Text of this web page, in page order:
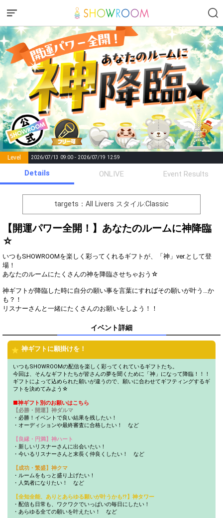
Level 2026/07/13 09:00 - 2026/07/19 12:59
Points List of Goal
number of
positions
Rema
0 Event Begins!
イベントに対する意気込みを
一言！
4 1000
このイベントでの目標を語ろ
5 2000
自分のルームお決まりの挨拶
でリスナーさんと盛り上がろ
う！
自分が目指したい目標順位
7 5000
今後の配信スケジュールにつ
8 8000
を1つ発表しよう！
9 10000
スペシャルギフトのお礼コー
ルを見直してみよう！
10 15000
ビギナーバッジがついている
リスナーさんに、質問してみ
よう！
11 22000
初見バッジがついているリス
よう！
12 30000
このイベントで一番欲しいプ
う！
13 50000
5万pt達成！[Green1〜3]
[Blue1〜3]ブロックランキン
グ1位特典獲得条件達成！
ビギナーバッジ、初見バッジ
Details ONLIVE Event Results
targets：All Livers スタイル:Classic
【開運パワー全開！】あなたのルームに神降臨
☆
いつもSHOWROOMを楽しく彩ってくれるギフトが、「神」ver.として登
場！
あなたのルームにたくさんの神を降臨させちゃおう☆
神ギフトが降臨した時に自分の願い事を言葉にすればその願いが叶う…か
も？！
リスナーさんと一緒にたくさんのお願いをしよう！！
イベント詳細
神ギフトに願掛けを！
いつもSHOWROOMの配信を楽しく彩ってくれているギフトたち。
今回は、そんなギフトたちが皆さんの夢を聞くために「神」になって降臨！！！
ギフトによって込められた願いが違うので、願いに合わせてギフティングするギ
フトを決めてみよう☆
■神ギフト別のお願いはこちら
【必勝・開運】神ダルマ
・必勝！イベントで良い結果を残したい！
・オーディションや最終審査に合格したい！ など
【良縁・円満】神ハート
・新しいリスナーさんに出会いたい！
・今いるリスナーさんと末長く仲良くしたい！ など
【成功・繁盛】神クマ
・ルームをもっと盛り上げたい！
・人気者になりたい！ など
【全知全能、ありとあらゆる願いが叶うかも!?】神タワー
・配信も日常も、ワクワクでいっぱいの毎日にしたい！
・あらゆる全ての願いを叶えたい！ など